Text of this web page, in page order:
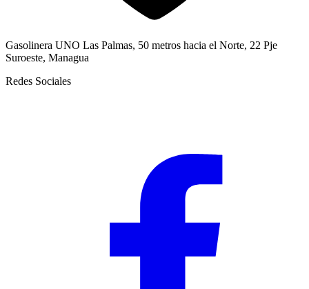
Gasolinera UNO Las Palmas, 50 metros hacia el Norte, 22 Pje
Suroeste, Managua
Redes Sociales